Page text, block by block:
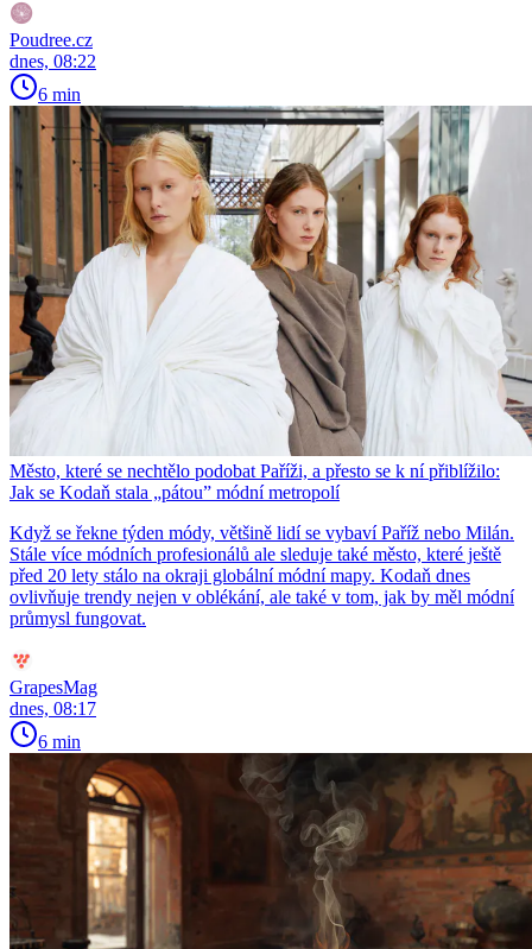
Poudree.cz
dnes, 08:22
6 min
Město, které se nechtělo podobat Paříži, a přesto se k ní přiblížilo:
Jak se Kodaň stala „pátou” módní metropolí
Když se řekne týden módy, většině lidí se vybaví Paříž nebo Milán.
Stále více módních profesionálů ale sleduje také město, které ještě
před 20 lety stálo na okraji globální módní mapy. Kodaň dnes
ovlivňuje trendy nejen v oblékání, ale také v tom, jak by měl módní
průmysl fungovat.
GrapesMag
dnes, 08:17
6 min